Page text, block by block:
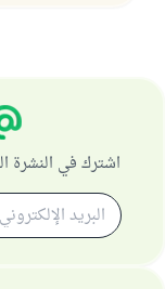
اشترك في النشرة